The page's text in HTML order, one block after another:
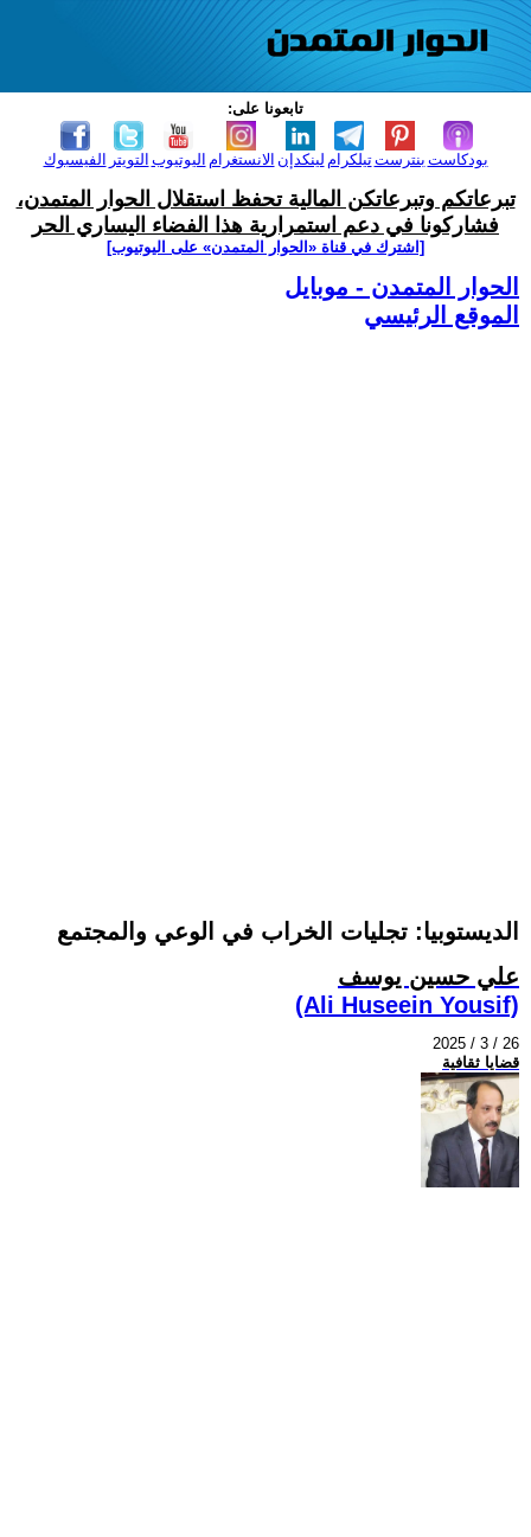
تابعونا على:
الفيسبوك التويتر اليوتيوب الانستغرام لينكدإن تيلكرامبنترست بودكاست
تبرعاتكم وتبرعاتكن المالية تحفظ استقلال الحوار المتمدن،
فشاركونا في دعم استمرارية هذا الفضاء اليساري الحر
[اشترك في قناة ‫«الحوار المتمدن» على اليوتيوب]
الحوار المتمدن - موبايل
الموقع الرئيسي
الديستوبيا: تجليات الخراب في الوعي والمجتمع
علي حسين يوسف
(Ali Huseein Yousif)
2025 / 3 / 26
قضايا ثقافية